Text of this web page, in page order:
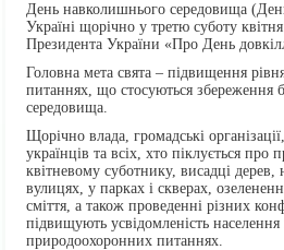
День навколишнього середовища (День
Україні щорічно у третю суботу
Президента України «Про День
Головна мета свята – підвищення
питаннях, що стосуються збереження
середовища.
Щорічно влада, громадські
українців та всіх, хто піклується про
квітневому суботнику, висадці дерев,
вулицях, у парках і скверах,
сміття, а також проведенні різних
підвищують усвідомленість населення
природоохоронних питаннях.